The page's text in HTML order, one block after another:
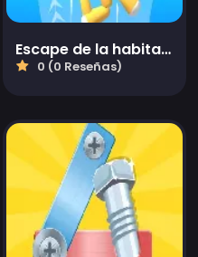
Escape de la habitación espacial
0 (0 Reseñas)